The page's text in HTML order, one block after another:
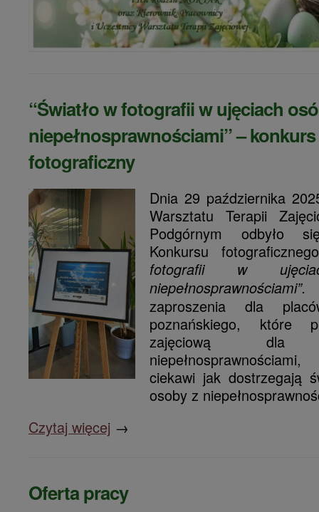
“Światło w fotografii w ujęciach
niepełnosprawnościami” – konkurs
fotograficzny
Dnia 29 października
Warsztatu Terapii
Podgórnym odbyło
Konkursu
fotografii w
zaproszenia dla
poznańskiego, które
zajęciową
ciekawi jak dostrzegają
osoby z
Czytaj więcej →
Oferta pracy